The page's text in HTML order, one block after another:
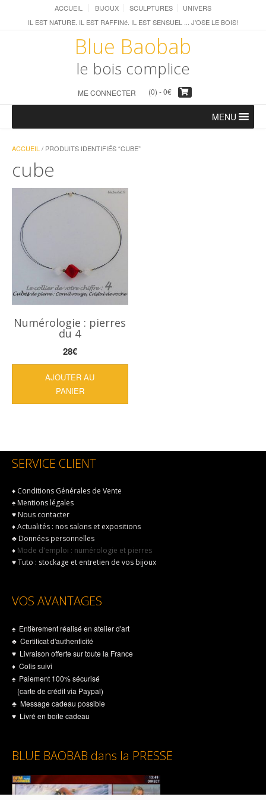
ACCUEIL BIJOUX SCULPTURES
UNIVERS
IL EST NATURE. IL EST RAFFINé. IL EST SENSUEL ... J'OSE LE BOIS!
Blue Baobab
le bois complice
ME CONNECTER (0) -0€
MENU
ACCUEIL / PRODUITS IDENTIFIÉS “CUBE”
cube
Numérologie : pierres
du 4
28€
AJOUTER AU
PANIER
SERVICE CLIENT
♦ Conditions Générales de Vente
♠ Mentions légales
♥ Nous contacter
♦Actualités : nos salons et expositions
♣ Données personnelles
♦ Mode d'emploi : numérologie et pierres
♥Tuto : stockage et entretien de vos bijoux
VOS AVANTAGES
♠ Entièrement réalisé en atelier d'art
♣ Certificat d'authenticité
♥ Livraison offerte sur toute la France
♦ Colis suivi
♠ Paiement 100% sécurisé
(carte de crédit via Paypal)
♣ Message cadeau possible
♥ Livré en boîte cadeau
BLUE BAOBAB dans la PRESSE